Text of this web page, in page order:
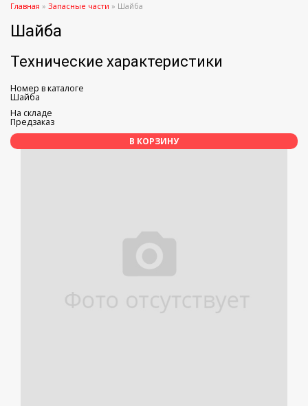
Главная » Запасные части » Шайба
Шайба
Технические характеристики
Номер в каталоге
Шайба
На складе
Предзаказ
В КОРЗИНУ